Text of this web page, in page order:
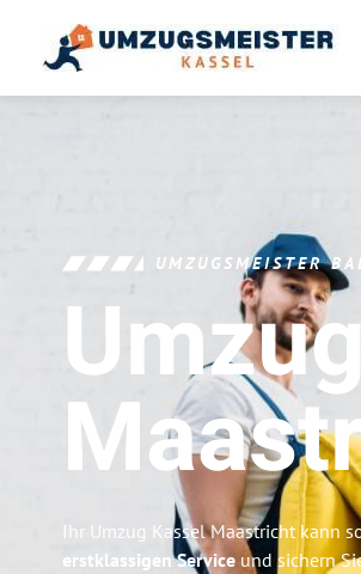
UMZUGSMEISTER
Ihr Umzug Kassel Maastricht kann
erstklassigen Service und sichern